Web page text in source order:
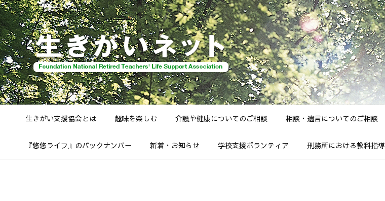
生きがい支援協会とは 趣味を楽しむ 介護や健康についてのご相談 相談・遺言についてのご相談
『悠悠ライフ』のバックナンバー 新着・お知らせ 学校支援ボランティア 刑務所における教科指導